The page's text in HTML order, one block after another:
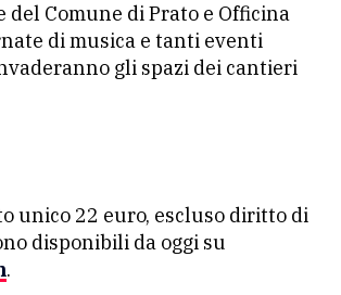
del Comune di Prato e Officina
di musica e tanti eventi
gli spazi dei cantieri
unico 22 euro, escluso diritto di
disponibili da oggi su
.